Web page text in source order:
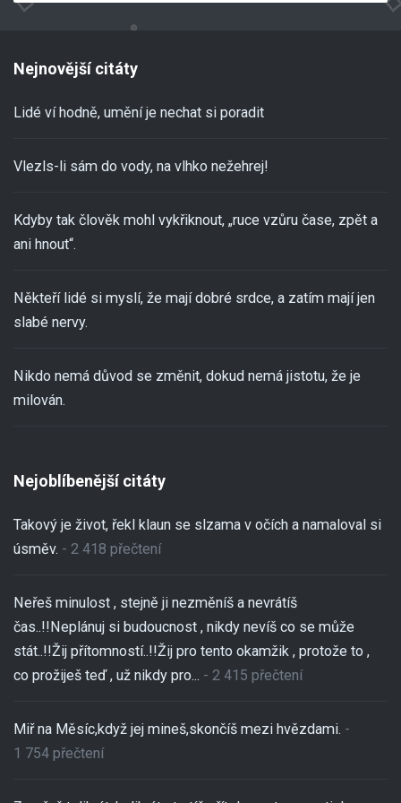
Nejnovější citáty
Lidé ví hodně, umění je nechat si poradit
Vlezls-li sám do vody, na vlhko nežehrej!
Kdyby tak člověk mohl vykřiknout, „ruce vzůru čase, zpět a
ani hnout“.
Někteří lidé si myslí, že mají dobré srdce, a zatím mají jen
slabé nervy.
Nikdo nemá důvod se změnit, dokud nemá jistotu, že je
milován.
Nejoblíbenější citáty
Takový je život, řekl klaun se slzama v očích a namaloval si
úsměv. - 2 418 přečtení
Neřeš minulost , stejně ji nezměníš a nevrátíš
čas..!!Neplánuj si budoucnost , nikdy nevíš co se může
stát..!!Žij přítomností..!!Žij pro tento okamžik , protože to ,
co prožiješ teď , už nikdy pro... - 2 415 přečtení
Miř na Měsíc,když jej mineš,skončíš mezi hvězdami. -
1 754 přečtení